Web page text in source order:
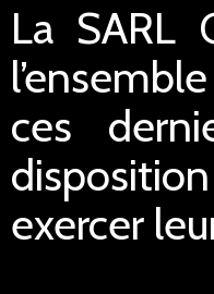
La SARL
ces
exercer